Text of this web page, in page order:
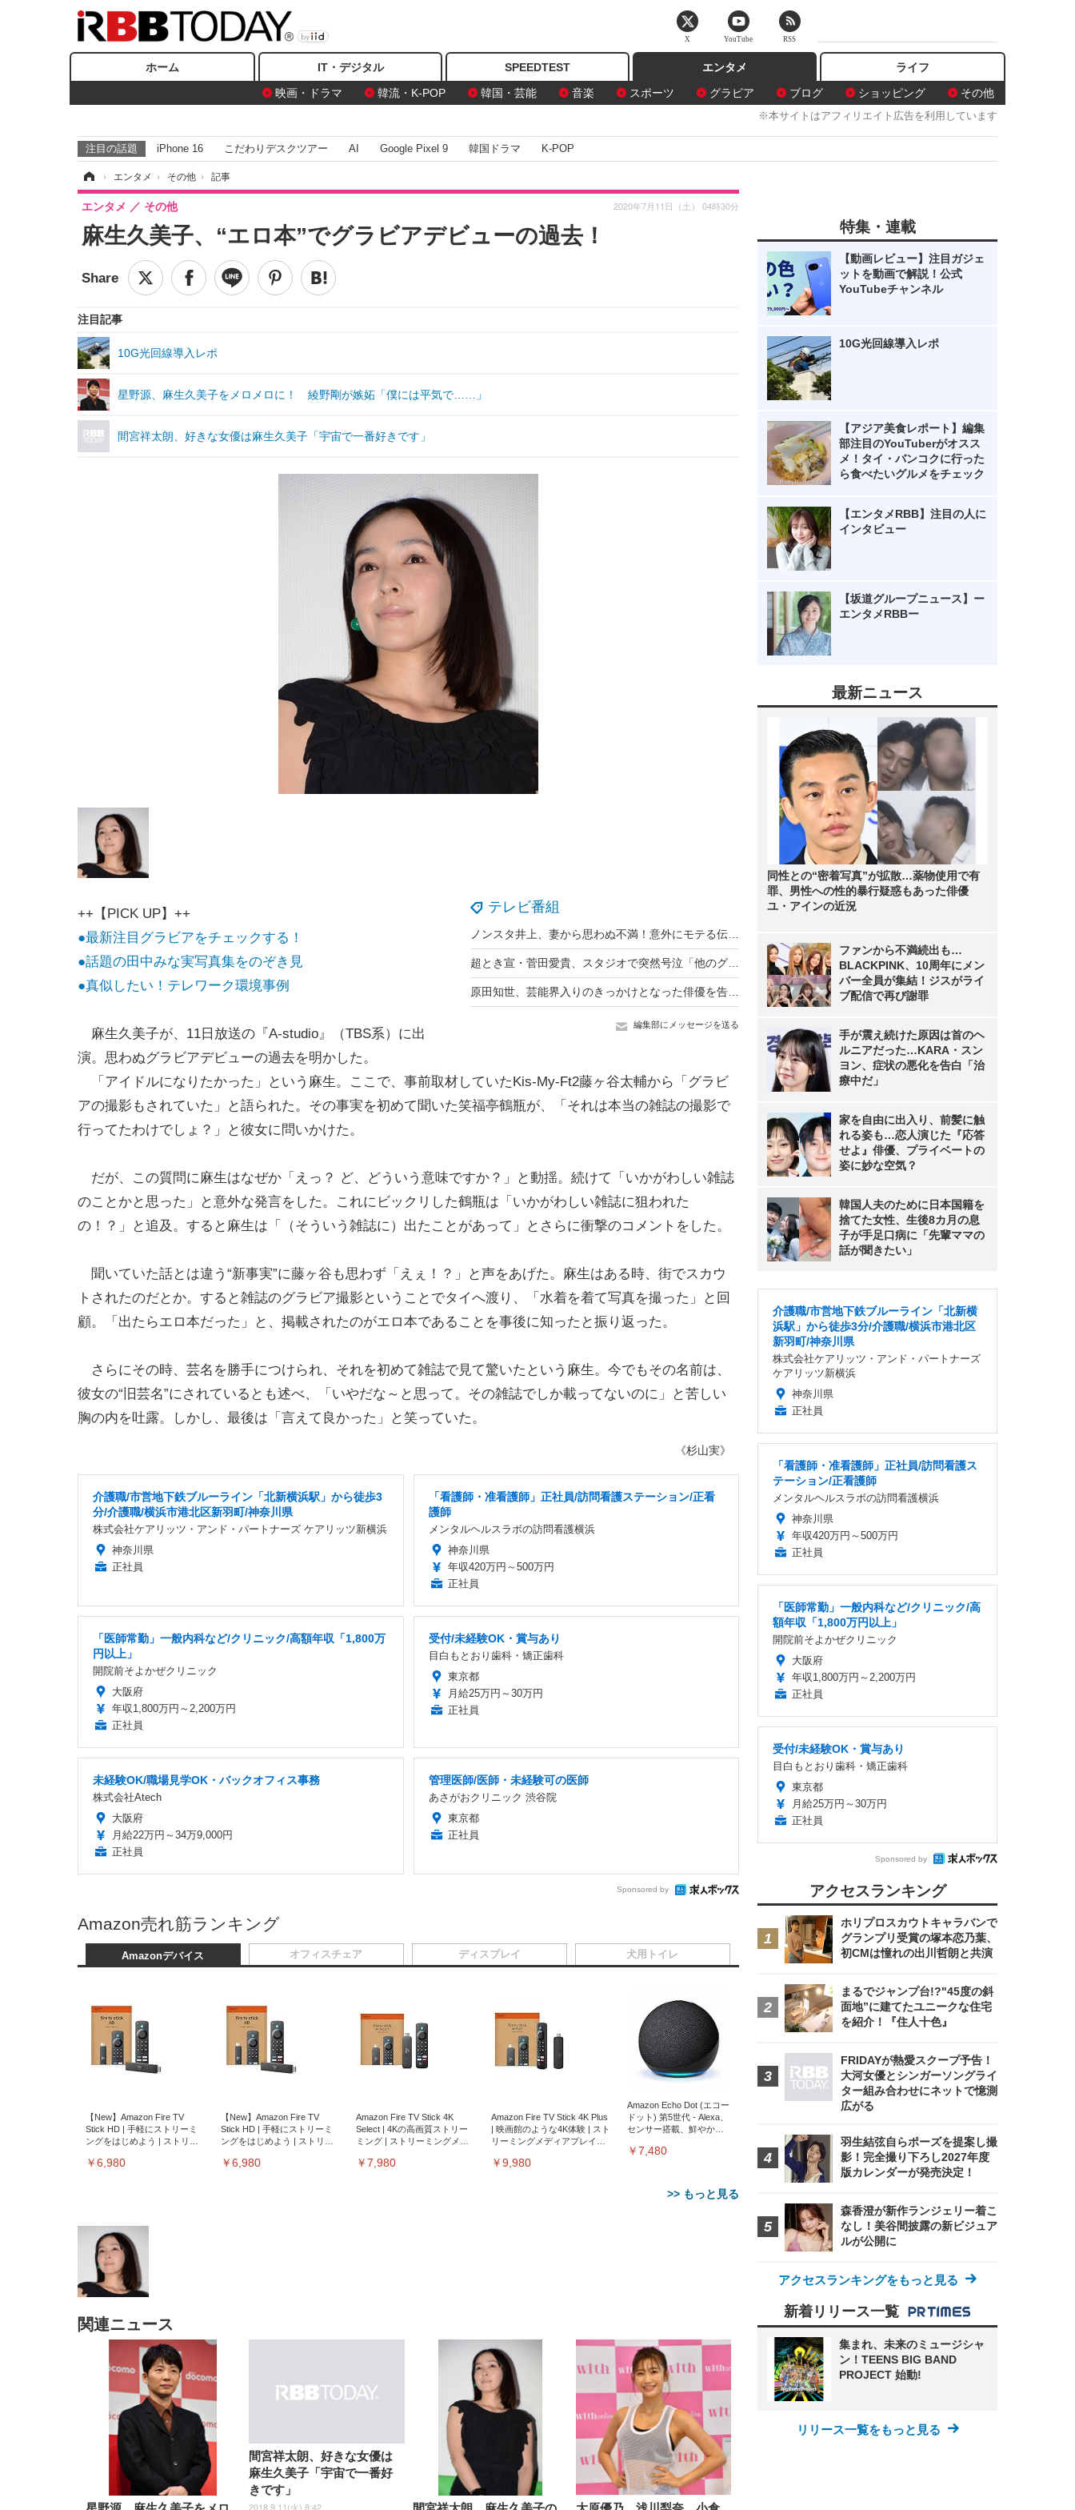
ホーム IT・デジタル SPEEDTEST
エンタメ
映画・ドラマ
韓流・K-POP 韓国・芸能 音楽 スポーツ グラビア ブログ ショッピング その他
ライフ
※本サイトはアフィリエイト広告を利用しています
注目の話題 iPhone 16 こだわりデスクツアー AI Google Pixel 9 韓国ドラマ K-POP
› エンタメ › その他 › 記事
麻生久美子、“エロ本”でグラビアデビューの過去！
エンタメ その他 2020年7月11日（土） 04時30分
注目記事
10G光回線導入レポ
星野源、麻生久美子をメロメロに！ 綾野剛が嫉妬「僕には平気で……」
間宮祥太朗、好きな女優は麻生久美子「宇宙で一番好きです」
テレビ番組
編集部にメッセージを送る
++【PICK UP】++
●最新注目グラビアをチェックする！
●話題の田中みな実写真集をのぞき見
●真似したい！テレワーク環境事例
麻生久美子が、11日放送の『A-studio』（TBS系）に出
演。思わぬグラビアデビューの過去を明かした。
「アイドルになりたかった」という麻生。ここで、事前取材していたKis-My-Ft2藤ヶ谷太輔から「グラビ
アの撮影もされていた」と語られた。その事実を初めて聞いた笑福亭鶴瓶が、「それは本当の雑誌の撮影で
行ってたわけでしょ？」と彼女に問いかけた。
だが、この質問に麻生はなぜか「えっ？ ど、どういう意味ですか？」と動揺。続けて「いかがわしい雑誌
のことかと思った」と意外な発言をした。これにビックリした鶴瓶は「いかがわしい雑誌に狙われた
の！？」と追及。すると麻生は「（そういう雑誌に）出たことがあって」とさらに衝撃のコメントをした。
聞いていた話とは違う“新事実”に藤ヶ谷も思わず「えぇ！？」と声をあげた。麻生はある時、街でスカウ
トされたのだとか。すると雑誌のグラビア撮影ということでタイへ渡り、「水着を着て写真を撮った」と回
顧。「出たらエロ本だった」と、掲載されたのがエロ本であることを事後に知ったと振り返った。
さらにその時、芸名を勝手につけられ、それを初めて雑誌で見て驚いたという麻生。今でもその名前は、
彼女の“旧芸名”にされているとも述べ、「いやだな～と思って。その雑誌でしか載ってないのに」と苦しい
胸の内を吐露。しかし、最後は「言えて良かった」と笑っていた。
《杉山実》
介護職/市営地下鉄ブルーライン「北新横浜駅」から徒歩3
分/介護職/横浜市港北区新羽町/神奈川県
株式会社ケアリッツ・アンド・パートナーズ ケアリッツ新横浜
神奈川県
正社員
「看護師・准看護師」正社員/訪問看護ステーション/正看
護師
メンタルヘルスラボの訪問看護横浜
神奈川県
年収420万円～500万円
正社員
「医師常勤」一般内科など/クリニック/高額年収「1,800万
円以上」
開院前そよかぜクリニック
大阪府
年収1,800万円～2,200万円
正社員
受付/未経験OK・賞与あり
目白もとおり歯科・矯正歯科
東京都
月給25万円～30万円
正社員
未経験OK/職場見学OK・バックオフィス事務
株式会社Atech
大阪府
月給22万円～34万9,000円
正社員
管理医師/医師・未経験可の医師
あさがおクリニック 渋谷院
東京都
正社員
Sponsored by
Amazon売れ筋ランキング
Amazonデバイス
【New】Amazon Fire TV
Stick HD | 手軽にストリーミ
ングをはじめよう | ストリー
￥6,980
【New】Amazon Fire TV
Stick HD | 手軽にストリーミ
ングをはじめよう | ストリー
￥6,980
Amazon Fire TV Stick 4K
Select | 4Kの高画質ストリー
ミング | ストリーミングメデ
￥7,980
Amazon Fire TV Stick 4K Plus
| 映画館のような4K体験 | スト
リーミングメディアプレイヤ
￥9,980
Amazon Echo Dot (エコー
ドット) 第5世代 - Alexa、
センサー搭載、鮮やかな
￥7,480
>> もっと見る
オフィスチェア
[EdoErgo] オフィスチェア 椅
子 テレワーク 疲れない 跳ね
上げ式アームレスト コンパク
ト 約105度ロッキング pc 事務
椅子 360度回転 座面昇降 強化
ナイロン樹脂ベース 通気性メ
ッシュ 在宅ワーク H-
WY01(黒網+黒枠+黒足)
￥5,699
度ロッキング機能 人間工学 椅
子 腰サポート 90度跳ね上げ
式アームレスト 3Dヘッドレス
ト ハンガー付き 高反発クッシ
ョン PCチェア 通気性メッシ
ュ ゲーミング/勉強/事務用 お
しゃれ パソコンチェア (ブラ
ック)
￥7,680
Sezlife オフィスチェア デスク
チェア 疲れない テレワーク
チェア 強化バックレスト 30度
ロッキング機能 人間工学 椅子
腰サポート 90度跳ね上げ式ア
ームレスト 3Dヘッドレスト
ハンガー付き 高反発クッショ
ン PCチェア 通気性メッシュ
ゲーミング/勉強/事務用 おし
ゃれ パソコンチェア (ホワイ
￥7,680
ANDWINT オフィスチェ
ア デスクチェア 肘なし メ
ッシュ 通気性 ランバーサ
ポート付き 腰サポート ガ
ス圧無段階昇降 360度回
転 キャスター付き コンパ
クト 幅52×奥行58.5×高さ
84～96cm テレワーク 在
宅勤務 ブラック
￥4,139
ディスプレイ
EIZO ビジネス向けプレミア
ムモニター | FlexScan
EV3240X-WT | 31.5型4K
UHD・USB Type-C・ホワイ
￥105,595
EIZO ビジネス向けプレミア
UHD・USB Type-C・ホワイ
￥49,979
【整備済み品】Dell
E2724HS 27インチ 液晶モ
ニター フル
HD（1920×1080）VA 非光
沢 HDMI/DisplayPort/VGA
スピーカー内蔵 高さ調整 ス
イベル VESA対応
ComfortView ビジネス向け
￥15,800
【MiniLED/24.5inch/280Hz/FHD】
GRAPHT THE SHOOTER
Gaming Monitor 24” Essential ゲ
ーミングモニター QD 24.5インチ
1ms FHD 量子ドット 残像低減 (3
年保証 | 輝点保証 | 日本メーカー)
￥34,980
犬用トイレ
Amazonベーシック ペットシ
ーツ 薄型 レギュラー 1回使い
捨て 無香料 ホワイト 300枚
￥3,373
￥1,800
Smart Basic(スマートベーシ
ック) 【Amazon.co.jp限定】
Smart Basic アイリスオーヤマ
ペットシーツ 超厚型 お徳用
ワイド 100枚入 (x 1) (ケース
販売)
￥3,670
アイリスオーヤマ ペット
シーツ 超厚型 お徳用 レギ
ュラー 200枚入
【Amazon.co.jp限定】
￥3,731
関連ニュース
間宮祥太朗、好きな女優は
麻生久美子「宇宙で一番好
きです」
2018.9.11(火) 8:42
特集・連載
【動画レビュー】注目ガジェ
ットを動画で解説！公式
YouTubeチャンネル
10G光回線導入レポ
【アジア美食レポート】編集
部注目のYouTuberがオスス
メ！タイ・バンコクに行った
ら食べたいグルメをチェック
【エンタメRBB】注目の人に
インタビュー
【坂道グループニュース】ー
エンタメRBBー
最新ニュース
同性との“密着写真”が拡散…薬物使用で有
罪、男性への性的暴行疑惑もあった俳優
ユ・アインの近況
ファンから不満続出も…
BLACKPINK、10周年にメン
バー全員が集結！ジスがライ
ブ配信で再び謝罪
手が震え続けた原因は首のヘ
ルニアだった…KARA・スン
ヨン、症状の悪化を告白「治
療中だ」
家を自由に出入り、前髪に触
れる姿も…恋人演じた『応答
せよ』俳優、プライベートの
姿に妙な空気？
韓国人夫のために日本国籍を
捨てた女性、生後8カ月の息
子が手足口病に「先輩ママの
話が聞きたい」
介護職/市営地下鉄ブルーライン「北新横
浜駅」から徒歩3分/介護職/横浜市港北区
新羽町/神奈川県
株式会社ケアリッツ・アンド・パートナーズ
ケアリッツ新横浜
神奈川県
正社員
「看護師・准看護師」正社員/訪問看護ス
テーション/正看護師
メンタルヘルスラボの訪問看護横浜
神奈川県
年収420万円～500万円
正社員
「医師常勤」一般内科など/クリニック/高
額年収「1,800万円以上」
開院前そよかぜクリニック
大阪府
年収1,800万円～2,200万円
正社員
受付/未経験OK・賞与あり
目白もとおり歯科・矯正歯科
東京都
月給25万円～30万円
正社員
Sponsored by
アクセスランキング
ホリプロスカウトキャラバンで
グランプリ受賞の塚本恋乃葉、
初CMは憧れの出川哲朗と共演
まるでジャンプ台!?"45度の斜
面地”に建てたユニークな住宅
を紹介！『住人十色』
FRIDAYが熱愛スクープ予告！
大河女優とシンガーソングライ
ター組み合わせにネットで憶測
広がる
羽生結弦自らポーズを提案し撮
影！完全撮り下ろし2027年度
版カレンダーが発売決定！
森香澄が新作ランジェリー着こ
なし！美谷間披露の新ビジュア
ルが公開に
アクセスランキングをもっと見る
新着リリース一覧
集まれ、未来のミュージシャ
ン！TEENS BIG BAND
PROJECT 始動!
リリース一覧をもっと見る
X YouTube RSS